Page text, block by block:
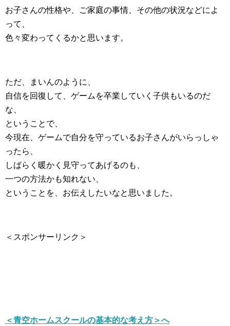
お子さんの性格や、ご家庭の事情、その他の状況などによ
って、
色々変わってくるかと思います。
ただ、まいんのように、
自信を回復して、ゲームを卒業していく子供もいるのだ
な、
ということで、
今現在、ゲームで自分を守っているお子さんがいらっしゃ
ったら、
しばらく暖かく見守ってあげるのも、
一つの方法かも知れない、
ということを、お伝えしたいなと思いました。
＜スポンサーリンク＞
＜青空ホームスクールの基本的な考え方＞へ